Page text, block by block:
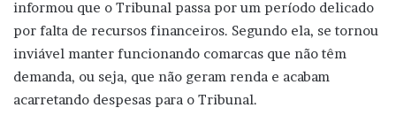
informou que o Tribunal passa por um período delicado
por falta de recursos financeiros. Segundo ela, se tornou
inviável manter funcionando comarcas que não têm
demanda, ou seja, que não geram renda e acabam
acarretando despesas para o Tribunal.